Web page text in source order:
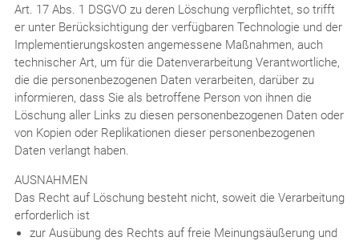
Art. 17 Abs. 1 DSGVO zu deren Löschung verpflichtet, so trifft
er unter Berücksichtigung der verfügbaren Technologie und der
Implementierungskosten angemessene Maßnahmen, auch
technischer Art, um für die Datenverarbeitung Verantwortliche,
die die personenbezogenen Daten verarbeiten, darüber zu
informieren, dass Sie als betroffene Person von ihnen die
Löschung aller Links zu diesen personenbezogenen Daten oder
von Kopien oder Replikationen dieser personenbezogenen
Daten verlangt haben.
AUSNAHMEN
Das Recht auf Löschung besteht nicht, soweit die Verarbeitung
erforderlich ist
zur Ausübung des Rechts auf freie Meinungsäußerung und